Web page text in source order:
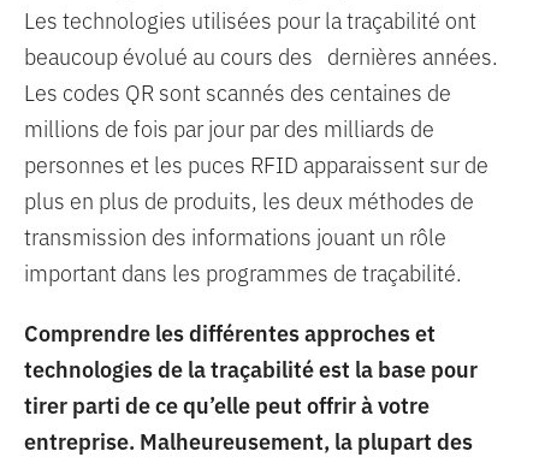
Les technologies utilisées pour la traçabilité ont
beaucoup évolué au cours des dernières années.
Les codes QR sont scannés des centaines de
millions de fois par jour par des milliards de
personnes et les puces RFID apparaissent sur de
plus en plus de produits, les deux méthodes de
transmission des informations jouant un rôle
important dans les programmes de traçabilité.
Comprendre les différentes approches et
technologies de la traçabilité est la base pour
tirer parti de ce qu’elle peut offrir à votre
entreprise. Malheureusement, la plupart des